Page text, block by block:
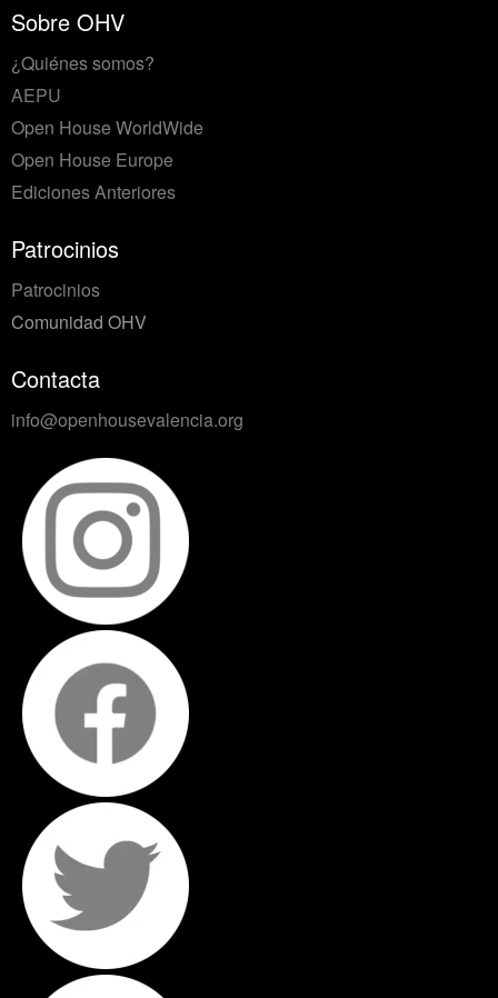
Sobre OHV
¿Quiénes somos?
AEPU
Open House WorldWide
Open House Europe
Ediciones Anteriores
Patrocinios
Patrocinios
Comunidad OHV
Contacta
info@openhousevalencia.org